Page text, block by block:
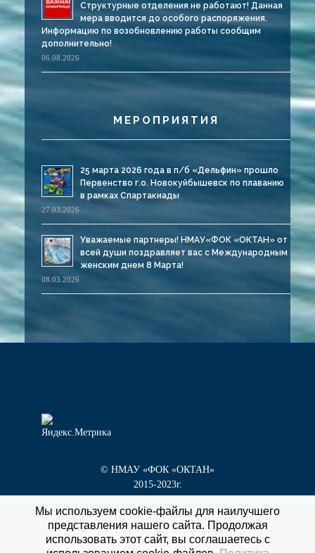
Структурные отделения не работают! Данная
мера вводится до особого распоряжения.
Информацию по возобновлению работы сообщим
дополнительно!
06.08.2026
МЕРОПРИЯТИЯ
25 марта 2026 года в п/б «Дельфин» прошло
Первенство г.о. Новокуйбышевск по плаванию
в рамках Спартакиады
27.03.2026
Уважаемые партнеры! НМАУ«ФОК «ОКТАН» от
всей души поздравляет вас с Международным
женским днем 8 Марта!
08.03.2026
© НМАУ «ФОК «ОКТАН»
2015-2023г.
г. Новокуйбышевск, пр. Победы, д. 1 «Г»
Мы используем cookie-файлы для наилучшего
представления нашего сайта. Продолжая
использовать этот сайт, вы соглашаетесь с